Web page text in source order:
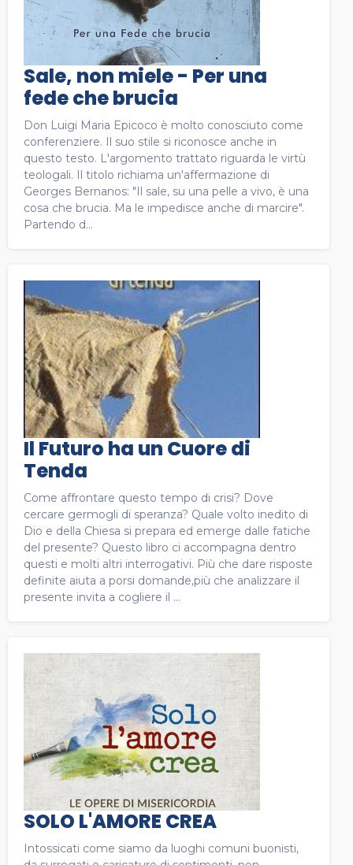
Sale, non miele - Per una
fede che brucia
Don Luigi Maria Epicoco è molto conosciuto come
conferenziere. Il suo stile si riconosce anche in
questo testo. L'argomento trattato riguarda le virtù
teologali. Il titolo richiama un'affermazione di
Georges Bernanos: "Il sale, su una pelle a vivo, è una
cosa che brucia. Ma le impedisce anche di marcire".
Partendo d...
Il Futuro ha un Cuore di
Tenda
Come affrontare questo tempo di crisi? Dove
cercare germogli di speranza? Quale volto inedito di
Dio e della Chiesa si prepara ed emerge dalle fatiche
del presente? Questo libro ci accompagna dentro
questi e molti altri interrogativi. Più che dare risposte
definite aiuta a porsi domande,più che analizzare il
presente invita a cogliere il ...
SOLO L'AMORE CREA
Intossicati come siamo da luoghi comuni buonisti,